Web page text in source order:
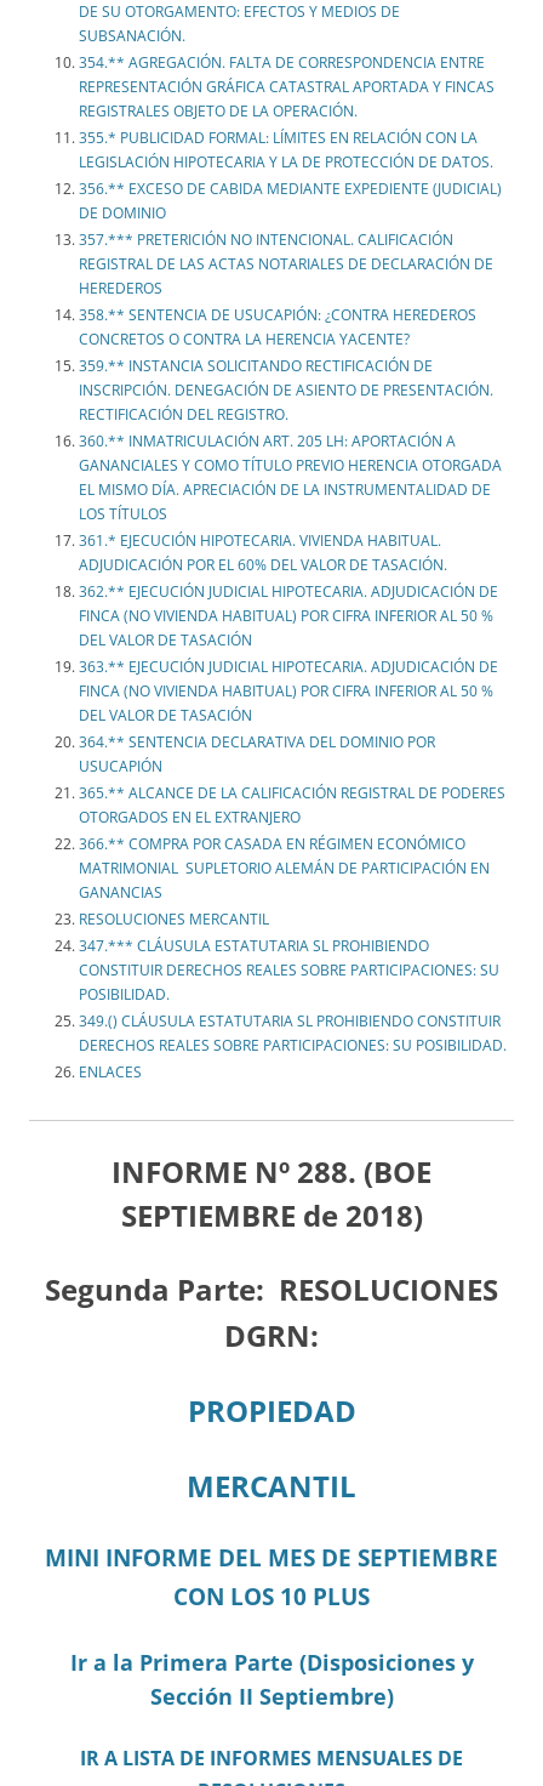
DE SU OTORGAMENTO: EFECTOS Y MEDIOS DE
SUBSANACIÓN.
354.** AGREGACIÓN. FALTA DE CORRESPONDENCIA ENTRE
REPRESENTACIÓN GRÁFICA CATASTRAL APORTADA Y FINCAS
REGISTRALES OBJETO DE LA OPERACIÓN.
355.* PUBLICIDAD FORMAL: LÍMITES EN RELACIÓN CON LA
LEGISLACIÓN HIPOTECARIA Y LA DE PROTECCIÓN DE DATOS.
356.** EXCESO DE CABIDA MEDIANTE EXPEDIENTE (JUDICIAL)
DE DOMINIO
357.*** PRETERICIÓN NO INTENCIONAL. CALIFICACIÓN
REGISTRAL DE LAS ACTAS NOTARIALES DE DECLARACIÓN DE
HEREDEROS
358.** SENTENCIA DE USUCAPIÓN: ¿CONTRA HEREDEROS
CONCRETOS O CONTRA LA HERENCIA YACENTE?
359.** INSTANCIA SOLICITANDO RECTIFICACIÓN DE
INSCRIPCIÓN. DENEGACIÓN DE ASIENTO DE PRESENTACIÓN.
RECTIFICACIÓN DEL REGISTRO.
360.** INMATRICULACIÓN ART. 205 LH: APORTACIÓN A
GANANCIALES Y COMO TÍTULO PREVIO HERENCIA OTORGADA
EL MISMO DÍA. APRECIACIÓN DE LA INSTRUMENTALIDAD DE
LOS TÍTULOS
361.* EJECUCIÓN HIPOTECARIA. VIVIENDA HABITUAL.
ADJUDICACIÓN POR EL 60% DEL VALOR DE TASACIÓN.
362.** EJECUCIÓN JUDICIAL HIPOTECARIA. ADJUDICACIÓN DE
FINCA (NO VIVIENDA HABITUAL) POR CIFRA INFERIOR AL 50 %
DEL VALOR DE TASACIÓN
363.** EJECUCIÓN JUDICIAL HIPOTECARIA. ADJUDICACIÓN DE
FINCA (NO VIVIENDA HABITUAL) POR CIFRA INFERIOR AL 50 %
DEL VALOR DE TASACIÓN
364.** SENTENCIA DECLARATIVA DEL DOMINIO POR
USUCAPIÓN
365.** ALCANCE DE LA CALIFICACIÓN REGISTRAL DE PODERES
OTORGADOS EN EL EXTRANJERO
366.** COMPRA POR CASADA EN RÉGIMEN ECONÓMICO
MATRIMONIAL SUPLETORIO ALEMÁN DE PARTICIPACIÓN EN
GANANCIAS
RESOLUCIONES MERCANTIL
347.*** CLÁUSULA ESTATUTARIA SL PROHIBIENDO
CONSTITUIR DERECHOS REALES SOBRE PARTICIPACIONES: SU
POSIBILIDAD.
349.() CLÁUSULA ESTATUTARIA SL PROHIBIENDO CONSTITUIR
DERECHOS REALES SOBRE PARTICIPACIONES: SU POSIBILIDAD.
ENLACES
INFORME Nº 288. (BOE
SEPTIEMBRE de 2018)
Segunda Parte: RESOLUCIONES
DGRN:
PROPIEDAD
MERCANTIL
MINI INFORME DEL MES DE SEPTIEMBRE
CON LOS 10 PLUS
Ir a la Primera Parte (Disposiciones y
Sección II Septiembre)
IR A LISTA DE INFORMES MENSUALES DE